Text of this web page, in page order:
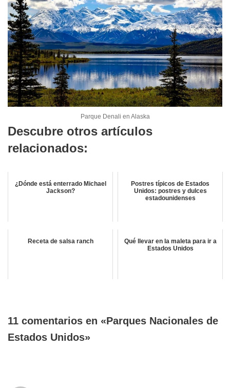
Parque Denali en Alaska
Descubre otros artículos
relacionados:
¿Dónde está enterrado Michael
Jackson?
Postres típicos de Estados
Unidos: postres y dulces
estadounidenses
Receta de salsa ranch
Qué llevar en la maleta para ir a
Estados Unidos
11 comentarios en «Parques Nacionales de
Estados Unidos»